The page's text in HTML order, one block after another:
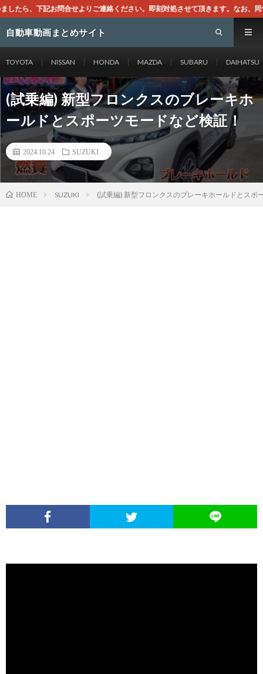
絡ください。即刻対処させて頂きます。なお、同サイトはGoogleアドセンス
自動車動画まとめサイト
TOYOTA NISSAN HONDA MAZDA SUBARU DAIHATSU
(試乗編) 新型フロンクスのブレーキホ
ールドとスポーツモードなど検証！
2024.10.24 SUZUKI
HOME SUZUKI (試乗編) 新型フロンクスのブレーキホールドとスポ